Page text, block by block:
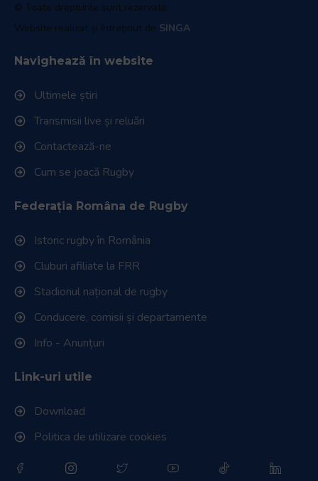
© Toate drepturile sunt rezervate.
Website realizat și întreținut de SINGA
Navighează în website
Ultimele știri
Transmisii live și reluări
Contactează-ne
Cum se joacă Rugby
Federația Româna de Rugby
Istoric rugby în România
Cluburi afiliate la FRR
Stadionul național de rugby
Conducere, comisii și departamente
Info - Anunțuri
Link-uri utile
Download
Politica de utilizare cookies